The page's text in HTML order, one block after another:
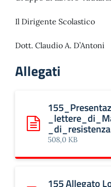
Il Dirigente Scolastico
Dott. Claudio A. D’Antoni
Allegati
Scarica:
508,0 KB
155 Allegato